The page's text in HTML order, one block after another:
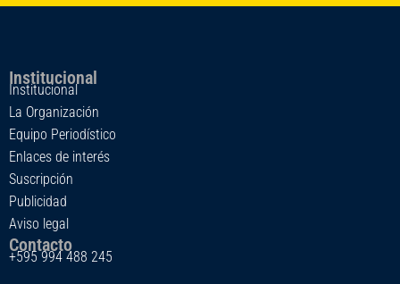
Institucional
Institucional
La Organización
Equipo Periodístico
Enlaces de interés
Suscripción
Publicidad
Aviso legal
Contacto
+595 994 488 245